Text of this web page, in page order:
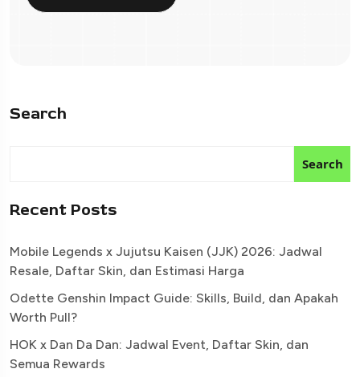
Search
Search
Recent Posts
Mobile Legends x Jujutsu Kaisen (JJK) 2026: Jadwal
Resale, Daftar Skin, dan Estimasi Harga
Odette Genshin Impact Guide: Skills, Build, dan Apakah
Worth Pull?
HOK x Dan Da Dan: Jadwal Event, Daftar Skin, dan
Semua Rewards